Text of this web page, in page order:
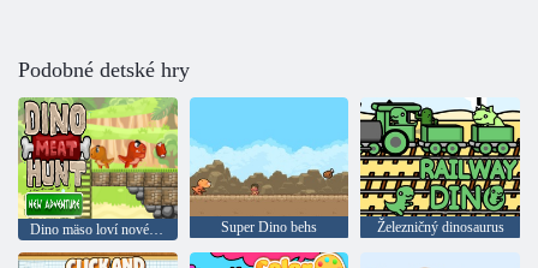
Podobné detské hry
Dino mäso loví nové dobrodružstvo Super Dino behs Železničný dinosaurus